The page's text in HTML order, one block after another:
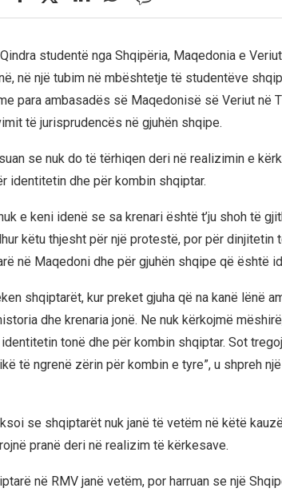
Qindra studentë nga Shqipëria, Maqedonia e
në një tubim në mbështetje të studentëve
para ambasadës së Maqedonisë së Veriut në
të jurisprudencës në gjuhën shqipe.
se nuk do të tërhiqen deri në realizimin e
identitetin dhe për kombin shqiptar.
e keni idenë se sa krenari është t’ju shoh të
këtu thjesht për një protestë, por për dinjitetin
në Maqedoni dhe për gjuhën shqipe që është
shqiptarët, kur preket gjuha që na kanë lënë
dhe krenaria jonë. Ne nuk kërkojmë
tonë dhe për kombin shqiptar. Sot
të ngrenë zërin për kombin e tyre”, u shpreh
se shqiptarët nuk janë të vetëm në këtë
pranë deri në realizim të kërkesave.
në RMV janë vetëm, por harruan se një